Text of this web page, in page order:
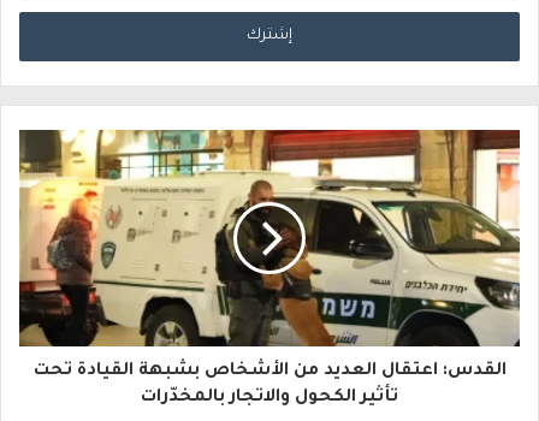
د
خ
ب
ر
ي
د
ك
ا
القدس: اعتقال العديد من الأشخاص بشبهة القيادة تحت
تأثير الكحول والاتجار بالمخدّرات